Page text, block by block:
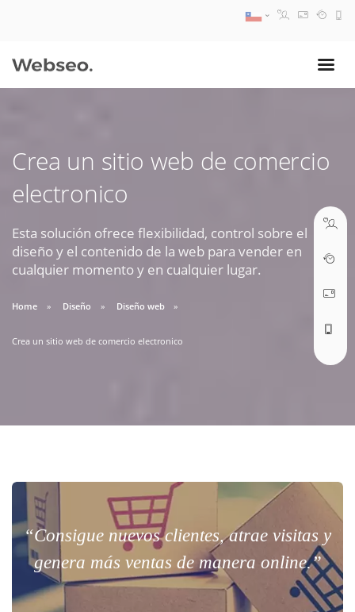
Crea un sitio web de comercio
electronico
Esta solución ofrece flexibilidad, control sobre el
diseño y el contenido de la web para vender en
cualquier momento y en cualquier lugar.
Home Diseño Diseño web
Crea un sitio web de comercio electronico
“Consigue nuevos clientes, atrae visitas y
genera más ventas de manera online.”
09:30 AM A 18:30 PM
soporte@webseo.cl
ABRIR TICKET